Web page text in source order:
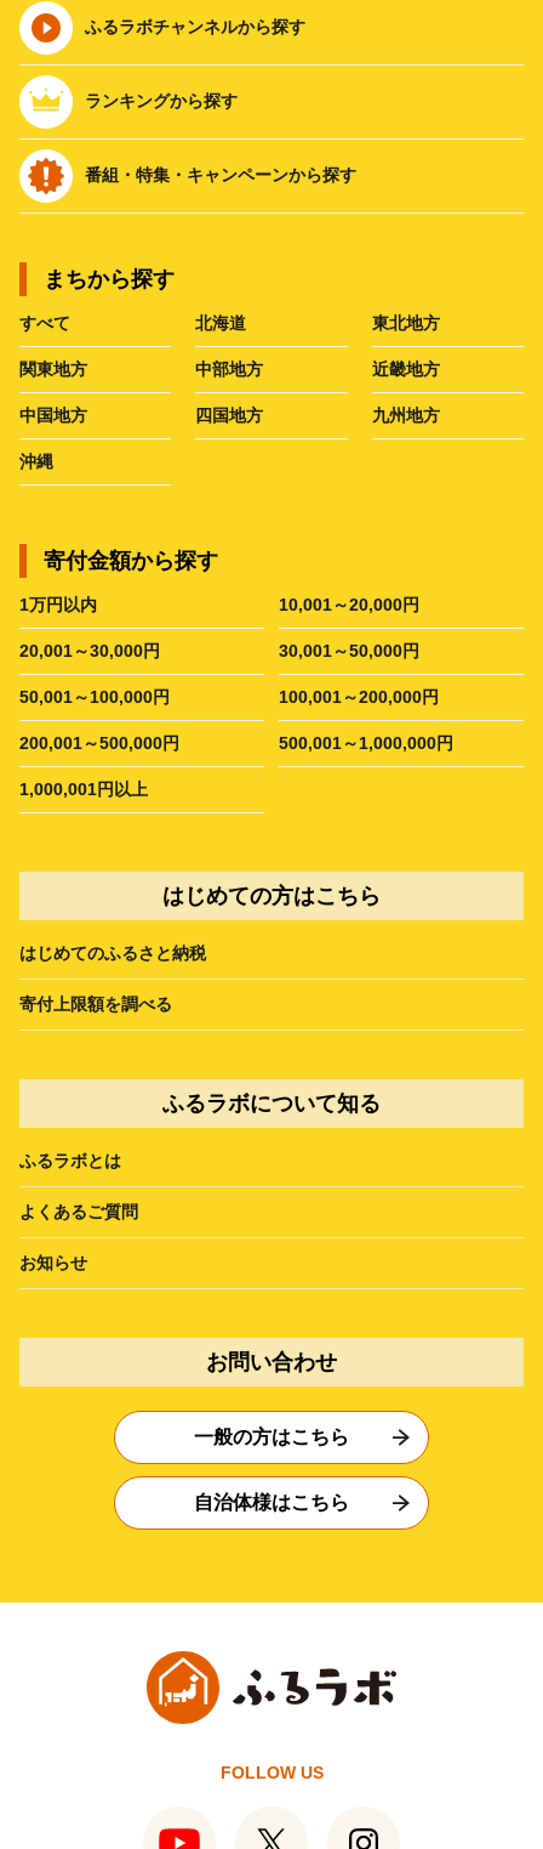
ふるラボチャンネルから探す
ランキングから探す
番組・特集・キャンペーンから探す
まちから探す
すべて 北海道 東北地方
関東地方 中部地方 近畿地方
中国地方 四国地方 九州地方
沖縄
寄付金額から探す
1万円以内 10,001～20,000円
20,001～30,000円 30,001～50,000円
50,001～100,000円 100,001～200,000円
200,001～500,000円 500,001～1,000,000円
1,000,001円以上
はじめての方はこちら
はじめてのふるさと納税
寄付上限額を調べる
ふるラボについて知る
ふるラボとは
よくあるご質問
お知らせ
お問い合わせ
一般の方はこちら
自治体様はこちら
FOLLOW US